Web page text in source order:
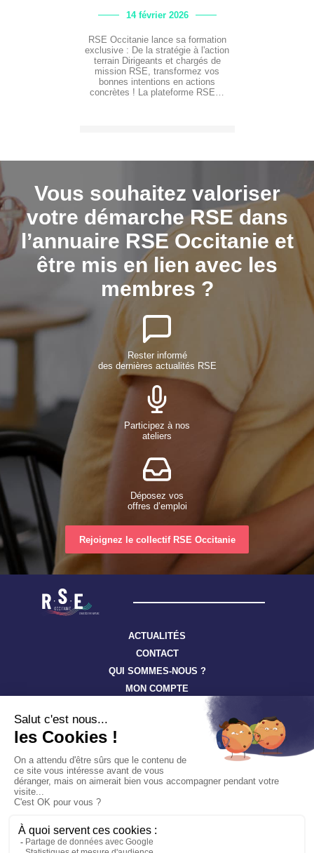
14 février 2026
RSE Occitanie lance sa formation
exclusive : De la stratégie à l'action
terrain Dirigeants et chargés de
mission RSE, transformez vos
bonnes intentions en actions
concrètes ! La plateforme RSE…
Vous souhaitez valoriser
votre démarche RSE dans
l’annuaire RSE Occitanie et
être mis en lien avec les
membres ?
Rester informé
des dernières actualités RSE
Participez à nos
ateliers
Déposez vos
offres d’emploi
Rejoignez le collectif RSE Occitanie
ACTUALITÉS
CONTACT
QUI SOMMES-NOUS ?
MON COMPTE
Suivez toute l’actualité à travers nos newsletters
S'ABONNER